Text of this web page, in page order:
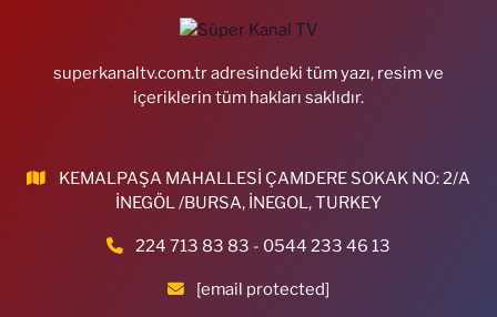
superkanaltv.com.tr adresindeki tüm yazı, resim ve
içeriklerin tüm hakları saklıdır.
KEMALPAŞA MAHALLESİ ÇAMDERE SOKAK NO: 2/A
İNEGÖL /BURSA, İNEGOL, TURKEY
224 713 83 83 - 0544 233 46 13
[email protected]